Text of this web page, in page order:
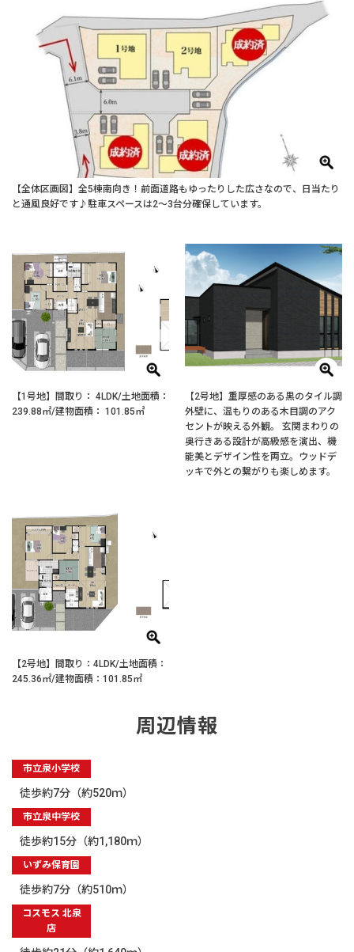
【全体区画図】全5棟南向き！前面道路もゆったりした広さなので、日当たり
と通風良好です♪駐車スペースは2～3台分確保しています。
【1号地】間取り： 4LDK/土地面積：
239.88㎡/建物面積： 101.85㎡
【2号地】重厚感のある黒のタイル調
外壁に、温もりのある木目調のアク
セントが映える外観。 玄関まわりの
奥行きある設計が高級感を演出、機
能美とデザイン性を両立。ウッドデ
ッキで外との繋がりも楽しめます。
【2号地】間取り：4LDK/土地面積：
245.36㎡/建物面積：101.85㎡
周辺情報
市立泉小学校
徒歩約7分（約520ｍ）
市立泉中学校
徒歩約15分（約1,180ｍ）
いずみ保育園
徒歩約7分（約510ｍ）
コスモス 北泉
店